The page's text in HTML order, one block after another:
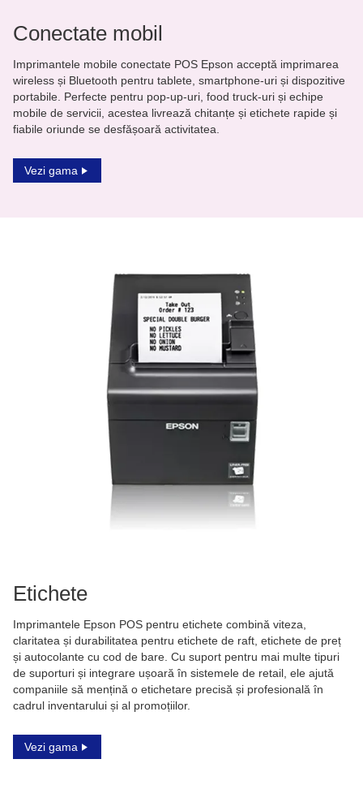
Conectate mobil
Imprimantele mobile conectate POS Epson acceptă imprimarea
wireless și Bluetooth pentru tablete, smartphone-uri și dispozitive
portabile. Perfecte pentru pop-up-uri, food truck-uri și echipe
mobile de servicii, acestea livrează chitanțe și etichete rapide și
fiabile oriunde se desfășoară activitatea.
Vezi gama
Etichete
Imprimantele Epson POS pentru etichete combină viteza,
claritatea și durabilitatea pentru etichete de raft, etichete de preț
și autocolante cu cod de bare. Cu suport pentru mai multe tipuri
de suporturi și integrare ușoară în sistemele de retail, ele ajută
companiile să mențină o etichetare precisă și profesională în
cadrul inventarului și al promoțiilor.
Vezi gama